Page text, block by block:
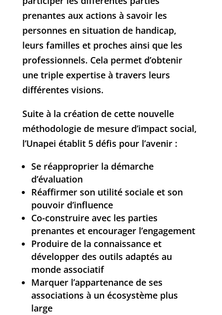
prenantes aux actions à savoir les
personnes en situation de handicap,
leurs familles et proches ainsi que les
professionnels. Cela permet d’obtenir
une triple expertise à travers leurs
différentes visions.
Suite à la création de cette nouvelle
méthodologie de mesure d’impact social,
l’Unapei établit 5 défis pour l’avenir :
Se réapproprier la démarche
d’évaluation
Réaffirmer son utilité sociale et son
pouvoir d’influence
Co-construire avec les parties
prenantes et encourager l’engagement
Produire de la connaissance et
développer des outils adaptés au
monde associatif
Marquer l’appartenance de ses
associations à un écosystème plus
large